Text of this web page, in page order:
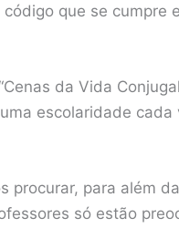
que se cumpre
da Vida
escolaridade
procurar, para além
só estão